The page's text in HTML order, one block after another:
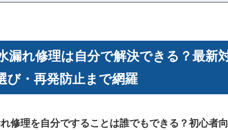
漏れ修理は自分で解決できる？最新
び・再発防止まで網羅
修理を自分ですることは誰でもできる？初心者